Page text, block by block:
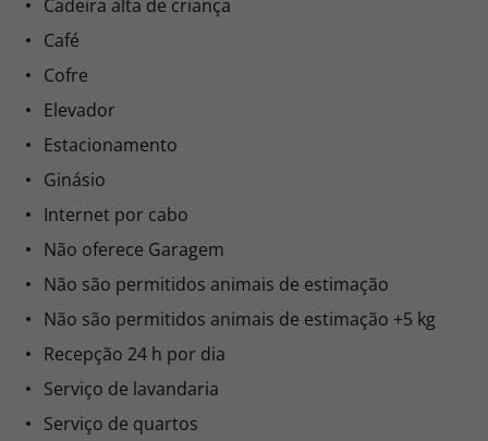
Cadeira alta de criança
Café
Cofre
Elevador
Estacionamento
Ginásio
Internet por cabo
Não oferece Garagem
Não são permitidos animais de estimação
Não são permitidos animais de estimação +5 kg
Recepção 24 h por dia
Serviço de lavandaria
Serviço de quartos